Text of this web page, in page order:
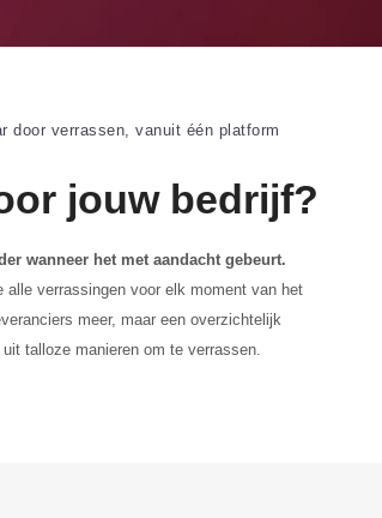
door verrassen, vanuit één platform
jouw bedrijf?
wanneer het met aandacht gebeurt.
alle verrassingen voor elk moment van het
meer, maar een overzichtelijk
talloze manieren om te verrassen.